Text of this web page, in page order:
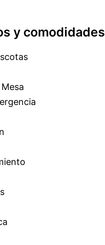
y comodidades